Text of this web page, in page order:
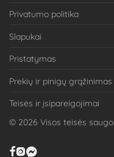
Privatumo politika
Slapukai
Pristatymas
Prekių ir pinigų grąžinimas
Teisės ir įsipareigojimai
© 2026 Visos teisės